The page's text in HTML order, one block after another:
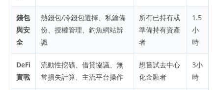
錢包
與安
全
熱錢包/冷錢包選擇、私鑰備
份、授權管理、釣魚網站辨
識
所有已持有或
準備持有資產
者
1.5
小
時
DeFi
實戰
流動性挖礦、借貸協議、無
常損失計算、主流平台操作
想嘗試去中心
化金融者
3小
時